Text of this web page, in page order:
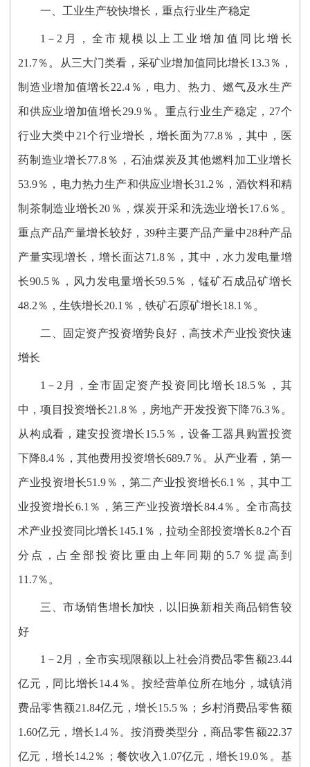
一、工业生产较快增长，重点行业生产稳定
1－2月，全市规模以上工业增加值同比增长
21.7％。从三大门类看，采矿业增加值同比增长13.3％，
制造业增加值增长22.4％，电力、热力、燃气及水生产
和供应业增加值增长29.9％。重点行业生产稳定，27个
行业大类中21个行业增长，增长面为77.8％，其中，医
药制造业增长77.8％，石油煤炭及其他燃料加工业增长
53.9％，电力热力生产和供应业增长31.2％，酒饮料和精
制茶制造业增长20％，煤炭开采和洗选业增长17.6％。
重点产品产量增长较好，39种主要产品产量中28种产品
产量实现增长，增长面达71.8％，其中，水力发电量增
长90.5％，风力发电量增长59.5％，锰矿石成品矿增长
48.2％，生铁增长20.1％，铁矿石原矿增长18.1％。
二、固定资产投资增势良好，高技术产业投资快速
增长
1－2月，全市固定资产投资同比增长18.5％，其
中，项目投资增长21.8％，房地产开发投资下降76.3％。
从构成看，建安投资增长15.5％，设备工器具购置投资
下降8.4％，其他费用投资增长689.7％。从产业看，第一
产业投资增长51.9％，第二产业投资增长6.1％，其中工
业投资增长6.1％，第三产业投资增长84.4％。全市高技
术产业投资同比增长145.1％，拉动全部投资增长8.2个百
分点，占全部投资比重由上年同期的5.7％提高到
11.7％。
三、市场销售增长加快，以旧换新相关商品销售较
好
1－2月，全市实现限额以上社会消费品零售额23.44
亿元，同比增长14.4％。按经营单位所在地分，城镇消
费品零售额21.84亿元，增长15.5％；乡村消费品零售额
1.60亿元，增长1.4％。按消费类型分，商品零售额22.37
亿元，增长14.2％；餐饮收入1.07亿元，增长19.0％。基